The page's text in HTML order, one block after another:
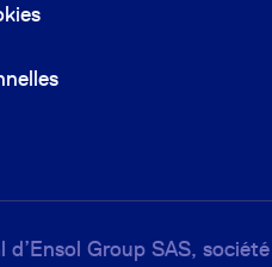
Group SAS, société